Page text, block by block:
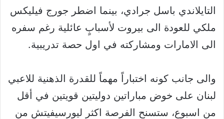
التايلاندي باسل جرادي، بينما اضطر جورج فيليكس
ملكي للعودة الى بيروت لأسبابٍ عائلية رغم سفره
الى الامارات ومشاركته في اول حصة تدريبية.
والى جانب كونه اختباراً مهماً للقدرة الذهنية للاعبي
لبنان على خوض مباراتين دوليتين قويتين في أقل
من اسبوع، ستسنح الفرصة اكثر ليورسيفيتش من